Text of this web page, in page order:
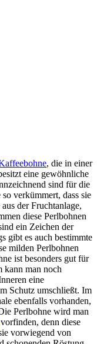
, die in einer
eine gewöhnliche
sind für die
verkümmert, dass sie
der Fruchtanlage,
diese Perlbohnen
ein Zeichen der
gibt es auch bestimmte
milden Perlbohnen
ist besonders gut für
kann man noch
eine
Schutz umschließt. Im
ebenfalls vorhanden,
Perlbohne wird man
vorfinden, denn diese
vorwiegend von